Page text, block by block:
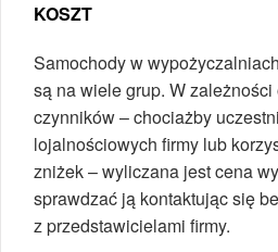
KOSZT
Samochody w
są na wiele grup. W
czynników – chociażby
lojalnościowych firmy lub
zniżek – wyliczana jest cena
sprawdzać ją kontaktując się
z przedstawicielami firmy.